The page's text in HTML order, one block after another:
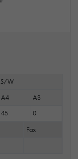
S/W
A4 A3
45 0
Fax